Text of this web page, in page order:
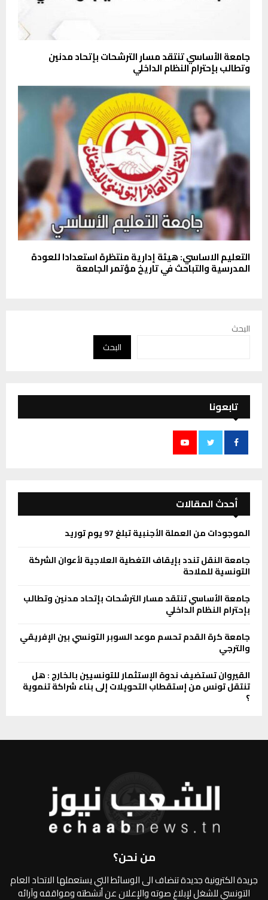
جامعة الأساسي تنتقد مسار الترشحات بإتحاد مدنين
وتطالب بإحترام النظام الداخلي
التعليم الاساسي: هيئة إدارية منتظرة استعدادا للعودة
المدرسية والتباحث في تاريخ مؤتمر الجامعة
البحث
البحث
تابعونا
أحدث المقالات
الموجودات من العملة الأجنبية تبلغ 97 يوم توريد
جامعة النقل تندد بإيقاف التغطية العلاجية لأعوان الشركة
التونسية للملاحة
جامعة الأساسي تنتقد مسار الترشحات بإتحاد مدنين وتطالب
بإحترام النظام الداخلي
جامعة كرة القدم تحسم موعد السوبر التونسي بين الإفريقي
والترجي
القيروان تستضيف ندوة الإستثمار للتونسيين بالخارج : هل
تنتقل تونس من إستقطاب التحويلات إلى بناء شراكة تنموية
؟
من نحن؟
جريدة الكترونية جديدة تنضاف الى الوسائط التي يستعملها الاتحاد العام
التونسي للشغل لإبلاغ صوته والإعلان عن أنشطته ومواقفه وآرائه